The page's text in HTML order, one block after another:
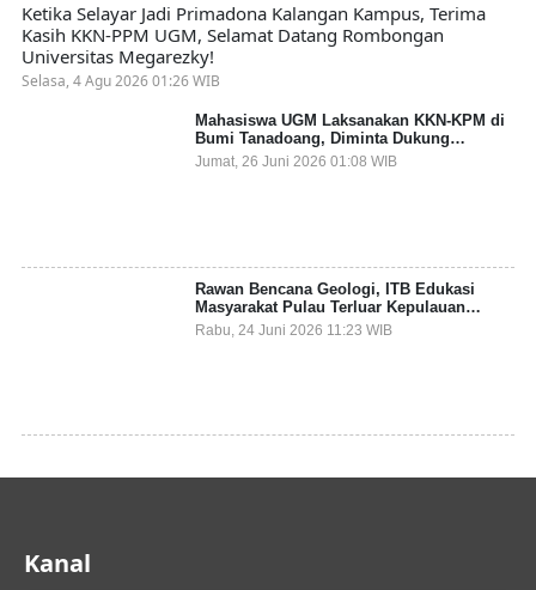
Ketika Selayar Jadi Primadona Kalangan Kampus, Terima
Kasih KKN-PPM UGM, Selamat Datang Rombongan
Universitas Megarezky!
Selasa, 4 Agu 2026 01:26 WIB
Mahasiswa UGM Laksanakan KKN-KPM di
Bumi Tanadoang, Diminta Dukung
Gemerlap dan Beri Solusi pada Persoalan
Sampah Pesisir
Jumat, 26 Juni 2026 01:08 WIB
Rawan Bencana Geologi, ITB Edukasi
Masyarakat Pulau Terluar Kepulauan
Selayar Terkait Mitigasi Berbasis Kawasan
Pesisir
Rabu, 24 Juni 2026 11:23 WIB
Kanal